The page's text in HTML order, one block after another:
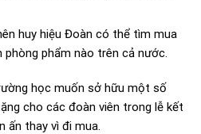
huy hiệu Đoàn có thể tìm mua
phẩm nào trên cả nước.
học muốn sở hữu một số
cho các đoàn viên trong lễ kết
ấn thay vì đi mua.